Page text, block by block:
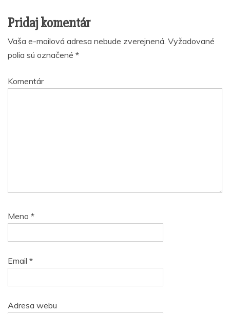
Pridaj komentár
Vaša e-mailová adresa nebude zverejnená. Vyžadované
polia sú označené *
Komentár
Meno *
Email *
Adresa webu